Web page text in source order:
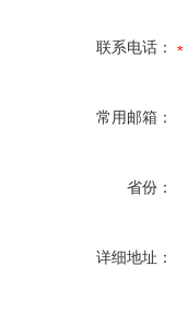
联系电话：
常用邮箱：
省份：
详细地址：